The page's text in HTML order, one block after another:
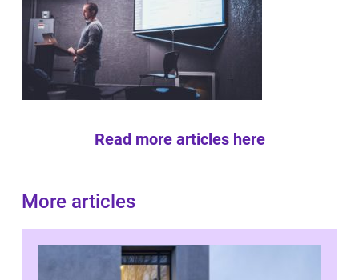
Read more articles here
More articles